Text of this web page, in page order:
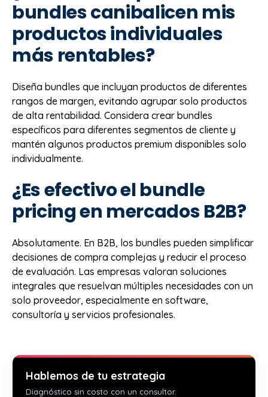
bundles canibalicen mis
productos individuales
más rentables?
Diseña bundles que incluyan productos de diferentes
rangos de margen, evitando agrupar solo productos
de alta rentabilidad. Considera crear bundles
específicos para diferentes segmentos de cliente y
mantén algunos productos premium disponibles solo
individualmente.
¿Es efectivo el bundle
pricing en mercados B2B?
Absolutamente. En B2B, los bundles pueden simplificar
decisiones de compra complejas y reducir el proceso
de evaluación. Las empresas valoran soluciones
integrales que resuelvan múltiples necesidades con un
solo proveedor, especialmente en software,
consultoría y servicios profesionales.
Hablemos de tu estrategia
Diagnóstico sin costo con un consultor.